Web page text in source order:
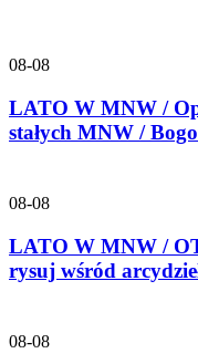
08-08
LATO W MNW /
stałych MNW /
08-08
LATO W MNW /
rysuj wśród
08-08